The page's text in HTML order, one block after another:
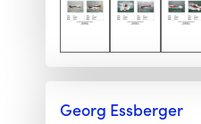
Georg Essberger